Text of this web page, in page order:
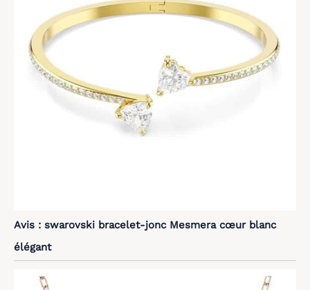
Avis : swarovski bracelet-jonc Mesmera cœur blanc
élégant